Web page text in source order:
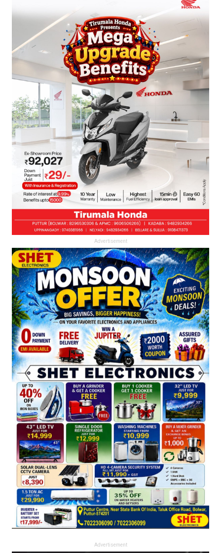
Advertisement
Advertisement